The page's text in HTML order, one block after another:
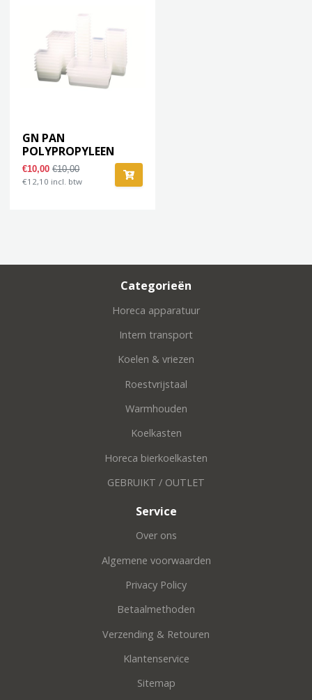
GN PAN
POLYPROPYLEEN
1/6GN-150
€10,00€10,00
€12,10 incl. btw
Categorieën
Horeca apparatuur
Intern transport
Koelen & vriezen
Roestvrijstaal
Warmhouden
Koelkasten
Horeca bierkoelkasten
GEBRUIKT / OUTLET
Service
Over ons
Algemene voorwaarden
Privacy Policy
Betaalmethoden
Verzending & Retouren
Klantenservice
Sitemap